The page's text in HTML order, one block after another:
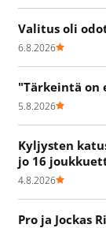
Valitus oli
6.8.2026
"Tärkeintä on
5.8.2026
Kyljysten
jo 16
4.8.2026
Pro ja Jockas